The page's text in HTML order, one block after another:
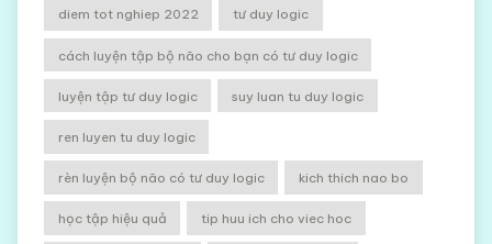
diem tot nghiep 2022 tư duy logic
cách luyện tập bộ não cho bạn có tư duy logic
luyện tập tư duy logic suy luan tu duy logic
ren luyen tu duy logic
rèn luyện bộ não có tư duy logic kich thich nao bo
học tập hiệu quả tip huu ich cho viec hoc